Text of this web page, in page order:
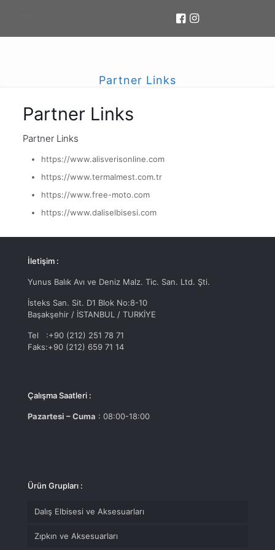
Partner Links
Partner Links
Partner Links
https://www.alisverisonline.com
https://www.termalmest.com.tr
https://www.free-moto.com
https://www.daliselbisesi.com
İletişim :
Yunus Balık Avı ve Deniz Malz. Tic. San. Ltd. Şti.
İsteks San. Sit. D1 Blok No:8-10
Başakşehir / İSTANBUL / TURKİYE
Tel :+90 (212) 251 78 71
Faks:+90 (212) 659 71 14
Çalışma Saatleri :
Pazartesi – Cuma : 08:00-18:00
Ürün Grupları :
Dalış Elbisesi ve Aksesuarları
Zıpkın ve Aksesuarları